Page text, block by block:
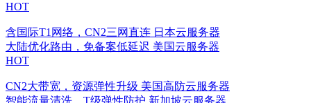
HOT
含国际T1网络，CN2三网直连 日本云服务器
大陆优化路由，免备案低延迟 美国云服务器
HOT
CN2大带宽，资源弹性升级 美国高防云服务器
智能流量清洗，T级弹性防护 新加坡云服务器